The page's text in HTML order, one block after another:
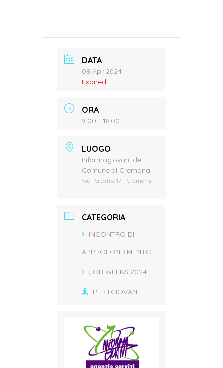
DATA
08 Apr 2024
Expired!
ORA
9:00 - 18:00
LUOGO
Informagiovani del
Comune di Cremona
Via Palestro, 17 - Cremona
CATEGORIA
INCONTRO DI
APPROFONDIMENTO
JOB WEEKS 2024
PER I GIOVANI